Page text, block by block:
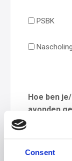
Consent
PSBK
Hoe ben
avonden